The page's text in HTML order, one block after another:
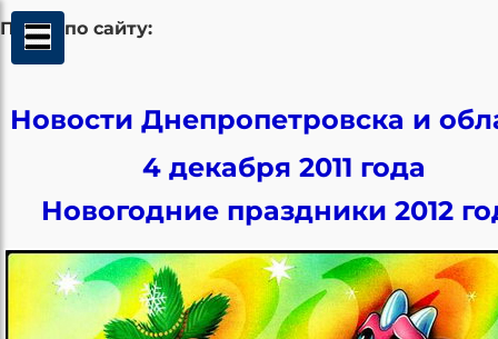
Поиск по сайту:
Новости Днепропетровска и
4 декабря 2011 года
Новогодние праздники 2012